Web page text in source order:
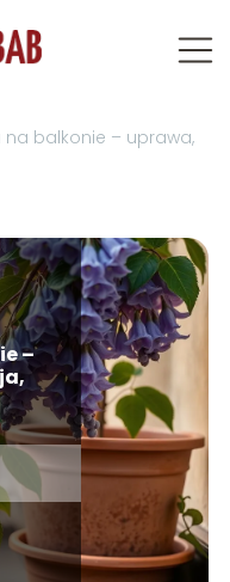
na balkonie – uprawa,
–